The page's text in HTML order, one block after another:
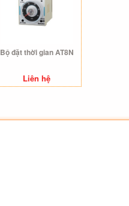
Bộ đặt thời gian AT8N
Liên hệ